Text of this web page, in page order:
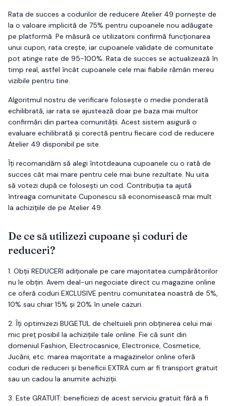
Rata de succes a codurilor de reducere Atelier 49 pornește de
la o valoare implicită de 75% pentru cupoanele nou adăugate
pe platformă. Pe măsură ce utilizatorii confirmă funcționarea
unui cupon, rata crește, iar cupoanele validate de comunitate
pot atinge rate de 95-100%. Rata de succes se actualizează în
timp real, astfel încât cupoanele cele mai fiabile rămân mereu
vizibile pentru tine.
Algoritmul nostru de verificare folosește o medie ponderată
echilibrată, iar rata se ajustează doar pe baza mai multor
confirmări din partea comunității. Acest sistem asigură o
evaluare echilibrată și corectă pentru fiecare cod de reducere
Atelier 49 disponibil pe site.
Îți recomandăm să alegi întotdeauna cupoanele cu o rată de
succes cât mai mare pentru cele mai bune rezultate. Nu uita
să votezi după ce folosești un cod. Contribuția ta ajută
întreaga comunitate Cuponescu să economisească mai mult
la achizițiile de pe Atelier 49.
De ce să utilizezi cupoane și coduri de
reduceri?
1. Obții REDUCERI adiționale pe care majoritatea cumpărătorilor
nu le obțin. Avem deal-uri negociate direct cu magazine online
ce oferă coduri EXCLUSIVE pentru comunitatea noastră de 5%,
10% sau chiar 15% și 20% în unele cazuri.
2. Îți optimizezi BUGETUL de cheltuieli prin obținerea celui mai
mic preț posibil la achizițiile tale online. Fie că sunt din
domeniul Fashion, Electrocasnice, Electronice, Cosmetice,
Jucării, etc. marea majoritate a magazinelor online oferă
coduri de reduceri și beneficii EXTRA cum ar fi transport gratuit
sau un cadou la anumite achiziții.
3. Este GRATUIT: beneficiezi de acest serviciu gratuit fără a fi